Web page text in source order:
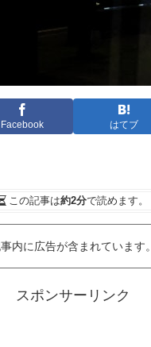
Facebook はてブ
この記事は約2分で読めます。
内に広告が含まれています。
スポンサーリンク